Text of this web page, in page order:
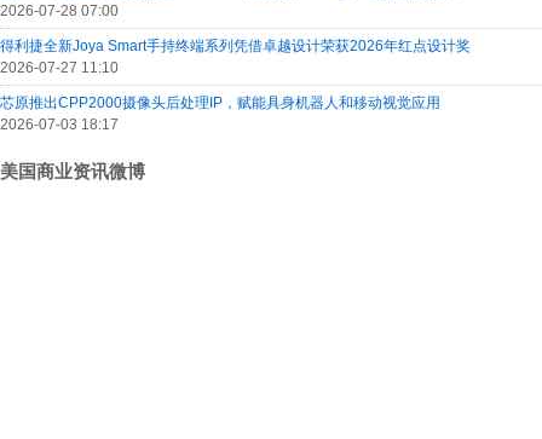
2026-07-28 07:00
得利捷全新Joya Smart手持终端系列凭借卓越设计荣获2026年红点设计奖
2026-07-27 11:10
芯原推出CPP2000摄像头后处理IP，赋能具身机器人和移动视觉应用
2026-07-03 18:17
美国商业资讯微博